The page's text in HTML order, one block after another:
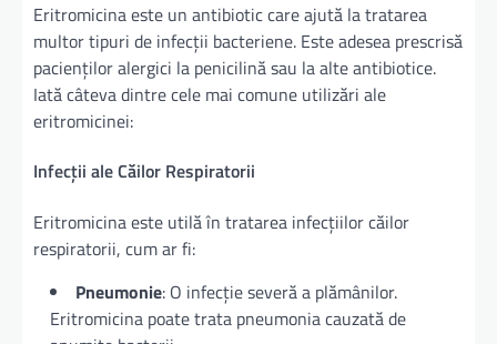
Eritromicina este un antibiotic care ajută la tratarea
multor tipuri de infecții bacteriene. Este adesea prescrisă
pacienților alergici la penicilină sau la alte antibiotice.
Iată câteva dintre cele mai comune utilizări ale
eritromicinei:
Infecții ale Căilor Respiratorii
Eritromicina este utilă în tratarea infecțiilor căilor
respiratorii, cum ar fi:
Pneumonie: O infecție severă a plămânilor.
Eritromicina poate trata pneumonia cauzată de